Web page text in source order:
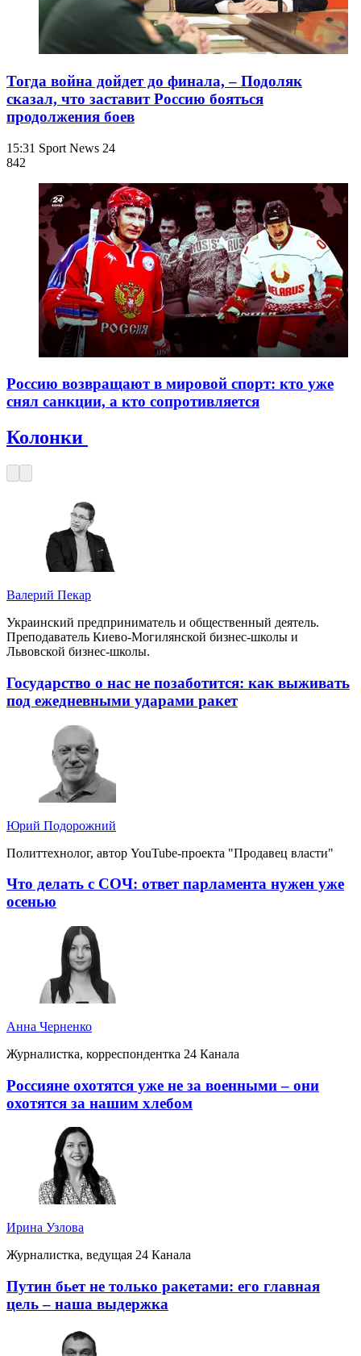
Тогда война дойдет до финала, – Подоляк
сказал, что заставит Россию бояться
продолжения боев
15:31 Sport News 24
842
Россию возвращают в мировой спорт: кто уже
снял санкции, а кто сопротивляется
Колонки
Валерий Пекар
Украинский предприниматель и общественный деятель.
Преподаватель Киево-Могилянской бизнес-школы и
Львовской бизнес-школы.
Государство о нас не позаботится: как выживать
под ежедневными ударами ракет
Юрий Подорожний
Политтехнолог, автор YouTube-проекта "Продавец власти"
Что делать с СОЧ: ответ парламента нужен уже
осенью
Анна Черненко
Журналистка, корреспондентка 24 Канала
Россияне охотятся уже не за военными – они
охотятся за нашим хлебом
Ирина Узлова
Журналистка, ведущая 24 Канала
Путин бьет не только ракетами: его главная
цель – наша выдержка